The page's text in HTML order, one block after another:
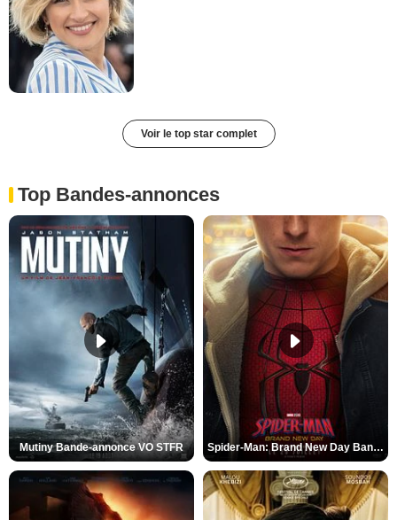
Voir le top star complet
Top Bandes-annonces
Mutiny Bande-annonce VO STFR Spider-Man: Brand New Day Bande-annonce VO STFR